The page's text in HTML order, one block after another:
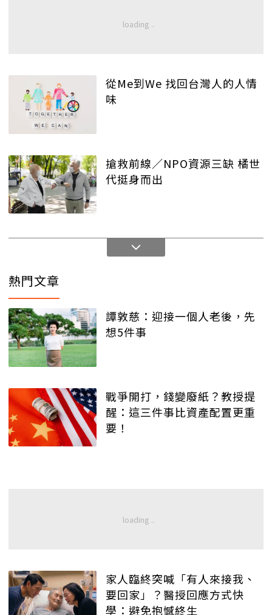
從Me到We 找回台灣人的人情
味
搶救前線／NPO資源三缺 橘世
代挺身而出
熱門文章
譚敦慈：迎接一個人老後，先
想5件事
戰爭開打，錢變廢紙？教授提
醒：這三件事比資產配置更重
要！
家人臨終突喊「有人來接我、
要回家」？醫授回應方式快
學：避免抱憾終生